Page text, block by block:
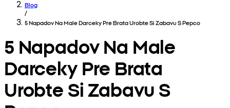
Blog
/
5 Napadov Na Male Darceky Pre Brata Urobte Si Zabavu S Pepco
5 Napadov Na Male
Darceky Pre Brata
Urobte Si Zabavu S